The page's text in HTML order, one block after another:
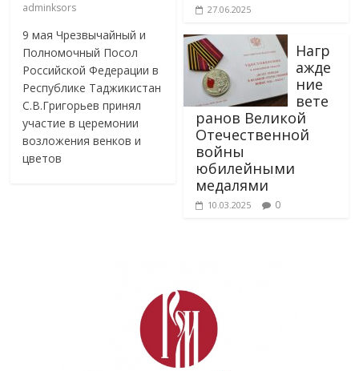
adminksors
9 мая Чрезвычайный и
Полномочный Посол
Российской Федерации в
Республике Таджикистан
С.В.Григорьев принял
участие в церемонии
возложения венков и
цветов
27.06.2025
Нагр
ажде
ние
вете
ранов Великой
Отечественной
войны
юбилейными
медалями
10.03.2025 0